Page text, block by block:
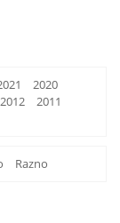
2020
2012
2011
Razno